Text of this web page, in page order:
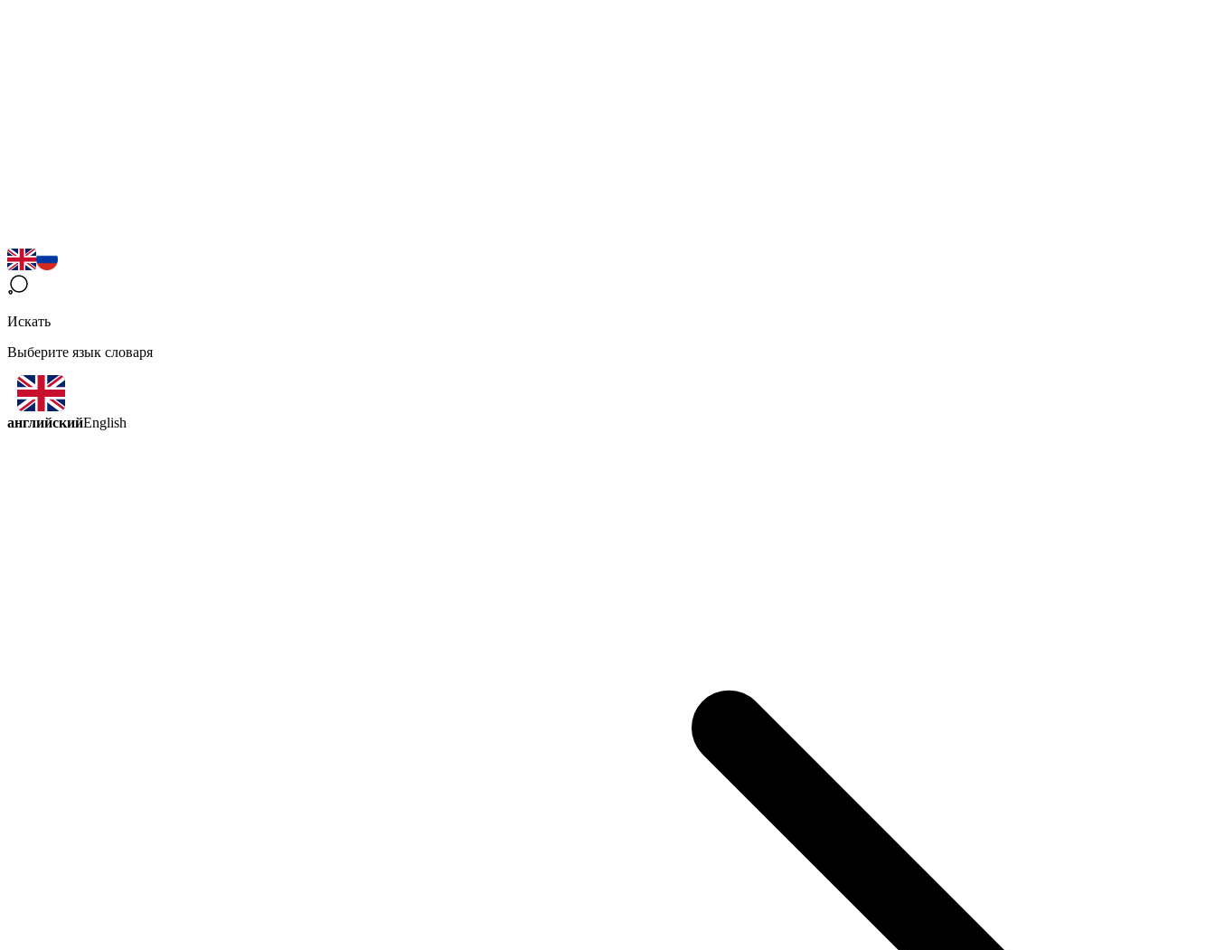
Искать
Выберите язык словаря
английскийEnglish